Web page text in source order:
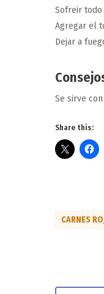
Sofreir todo
Agregar el
Dejar a
Se sirve
Share this:
CARNES